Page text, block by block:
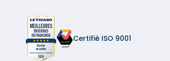
Certifié ISO 9001